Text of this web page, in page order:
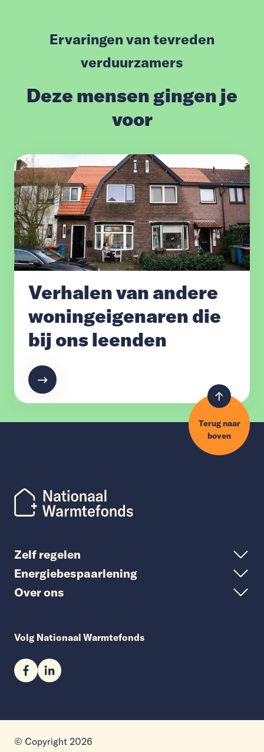
Ervaringen van tevreden
verduurzamers
Deze mensen gingen je
voor
Verhalen van andere
woningeigenaren die
bij ons leenden
Terug naar
boven
Zelf regelen
Energiebespaarlening
Over ons
Volg Nationaal Warmtefonds
© Copyright 2026